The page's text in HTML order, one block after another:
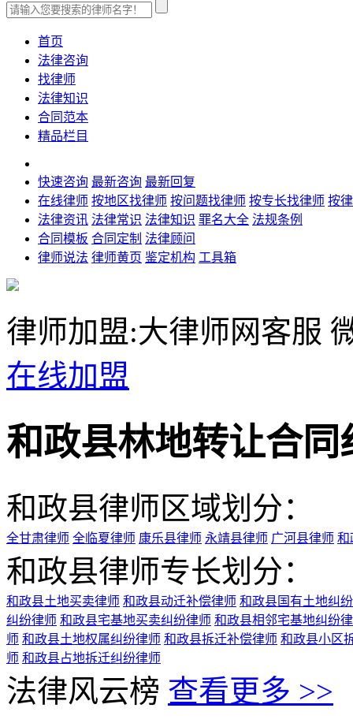
首页
法律咨询
找律师
法律知识
合同范本
精品栏目
快速咨询 最新咨询 最新回复
在线律师 按地区找律师 按问题找律师 按专长找律师 按
法律资讯 法律常识 法律知识 罪名大全 法规条例
合同模板 合同定制 法律顾问
律师说法 律师黄页 鉴定机构 工具箱
律师加盟:大律师网客服
在线加盟
和政县林地转让合同
和政县律师区域划分：
全甘肃律师 全临夏律师 康乐县律师 永靖县律师 广河县律师 和
和政县律师专长划分：
和政县土地买卖律师 和政县动迁补偿律师 和政县国有土地纠
纠纷律师 和政县宅基地买卖纠纷律师 和政县相邻宅基地纠纷
师 和政县土地权属纠纷律师 和政县拆迁补偿律师 和政县小区
师 和政县占地拆迁纠纷律师
法律风云榜 查看更多 >>